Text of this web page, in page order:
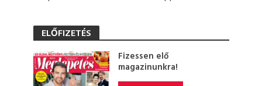
ELŐFIZETÉS
Fizessen elő
magazinunkra!